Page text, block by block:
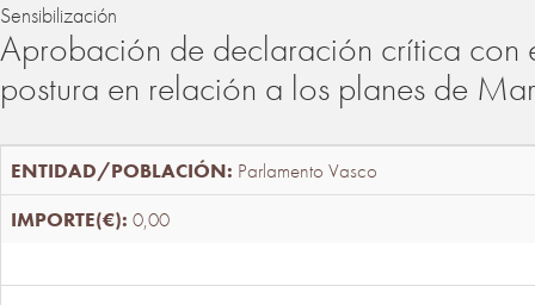
Sensibilización
Aprobación de declaración crítica con
postura en relación a los planes de
Parlamento Vasco
0,00